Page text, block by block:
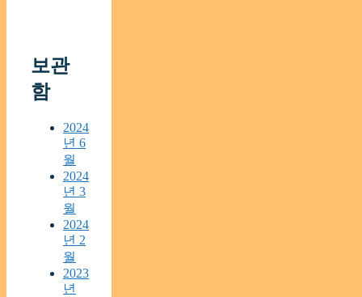
보관
함
2024
년 6
월
2024
년 3
월
2024
년 2
월
2023
년